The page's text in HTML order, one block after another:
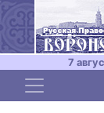
7
Toggle